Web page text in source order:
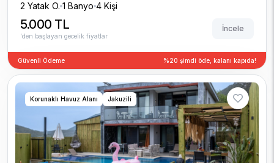
2 Yatak O. 1 Banyo 4 Kişi
5.000 TL
'den başlayan gecelik fiyatlar
İncele
Güvenli Ödeme %20 şimdi öde, kalanı kapıda!
Korunaklı Havuz Alanı Jakuzili